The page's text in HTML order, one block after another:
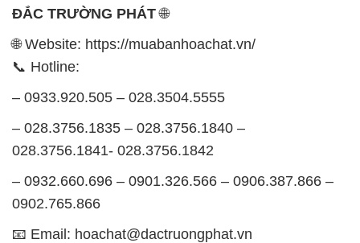
ĐẮC TRƯỜNG PHÁT🌐
🌐 Website: https://muabanhoachat.vn/
📞 Hotline:
– 0933.920.505 – 028.3504.5555
– 028.3756.1835 – 028.3756.1840 –
028.3756.1841- 028.3756.1842
– 0932.660.696 – 0901.326.566 – 0906.387.866 –
0902.765.866
📧 Email: hoachat@dactruongphat.vn